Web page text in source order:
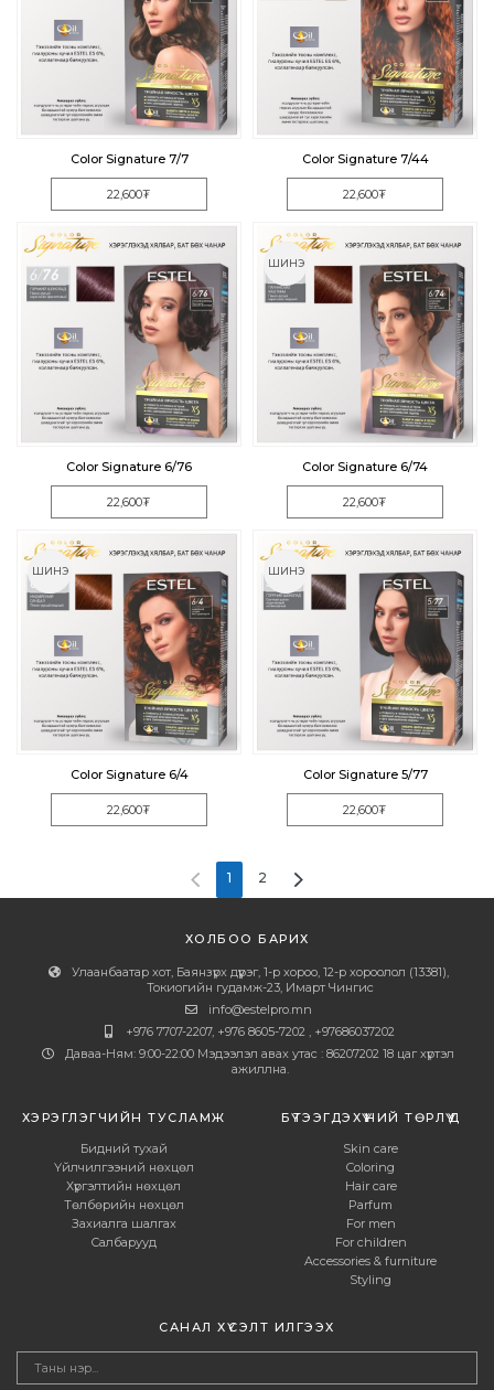
Color Signature 7/7
22,600₮
Color Signature 7/44
22,600₮
Color Signature 6/76
22,600₮
ШИНЭ
Color Signature 6/74
22,600₮
ШИНЭ
Color Signature 6/4
22,600₮
ШИНЭ
Color Signature 5/77
22,600₮
1 2
ХОЛБОО БАРИХ
Улаанбаатар хот, Баянзүрх дүүрэг, 1-р хороо, 12-р хороолол (13381),
Токиогийн гудамж-23, Имарт Чингис
info@estelpro.mn
+976 7707-2207, +976 8605-7202 , +97686037202
Даваа-Ням: 9:00-22:00 Мэдээлэл авах утас : 86207202 18 цаг хүртэл
ажиллна.
ХЭРЭГЛЭГЧИЙН ТУСЛАМЖ
Бидний тухай
Үйлчилгээний нөхцөл
Хүргэлтийн нөхцөл
Төлбөрийн нөхцөл
Захиалга шалгах
Салбарууд
БҮТЭЭГДЭХҮҮНИЙ ТӨРЛҮҮД
Skin care
Coloring
Hair care
Parfum
For men
For children
Accessories & furniture
Styling
САНАЛ ХҮСЭЛТ ИЛГЭЭХ